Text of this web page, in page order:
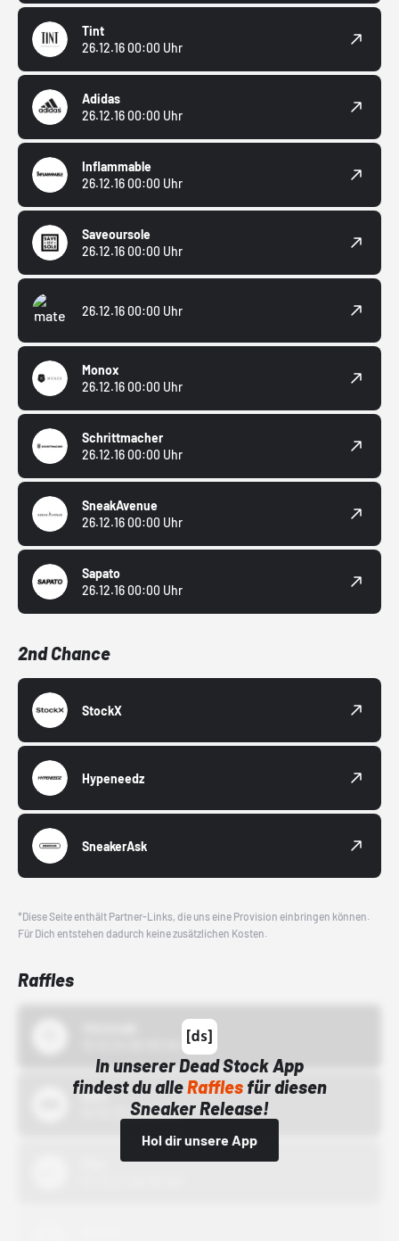
Tint
26.12.16 00:00 Uhr
Adidas
26.12.16 00:00 Uhr
Inflammable
26.12.16 00:00 Uhr
Saveoursole
26.12.16 00:00 Uhr
26.12.16 00:00 Uhr
Monox
26.12.16 00:00 Uhr
Schrittmacher
26.12.16 00:00 Uhr
SneakAvenue
26.12.16 00:00 Uhr
Sapato
26.12.16 00:00 Uhr
2nd Chance
StockX
Hypeneedz
SneakerAsk
*Diese Seite enthält Partner-Links, die uns eine Provision einbringen können.
Für Dich entstehen dadurch keine zusätzlichen Kosten.
Raffles
In unserer Dead Stock App
findest du alleRafflesfür diesen
Sneaker Release!
Hol dir unsere App
Bstn
01.10.22 00:00 Uhr